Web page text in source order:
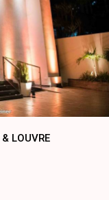
LOUVRE